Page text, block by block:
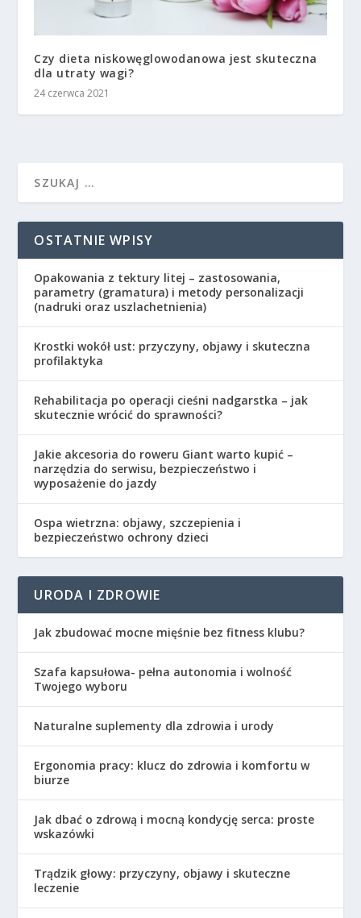
Czy dieta niskowęglowodanowa jest skuteczna
dla utraty wagi?
24 czerwca 2021
OSTATNIE WPISY
Opakowania z tektury litej – zastosowania,
parametry (gramatura) i metody personalizacji
(nadruki oraz uszlachetnienia)
Krostki wokół ust: przyczyny, objawy i skuteczna
profilaktyka
Rehabilitacja po operacji cieśni nadgarstka – jak
skutecznie wrócić do sprawności?
Jakie akcesoria do roweru Giant warto kupić –
narzędzia do serwisu, bezpieczeństwo i
wyposażenie do jazdy
Ospa wietrzna: objawy, szczepienia i
bezpieczeństwo ochrony dzieci
URODA I ZDROWIE
Jak zbudować mocne mięśnie bez fitness klubu?
Szafa kapsułowa- pełna autonomia i wolność
Twojego wyboru
Naturalne suplementy dla zdrowia i urody
Ergonomia pracy: klucz do zdrowia i komfortu w
biurze
Jak dbać o zdrową i mocną kondycję serca: proste
wskazówki
Trądzik głowy: przyczyny, objawy i skuteczne
leczenie